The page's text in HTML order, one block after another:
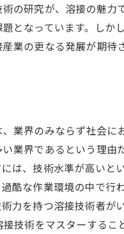
の研究が、溶接の魅
となっています。しか
業の更なる発展が期待
業界のみならず社会
業界であるという理
は、技術水準が高い
酷な作業環境の中で
力を持つ溶接技術者
技術をマスターする